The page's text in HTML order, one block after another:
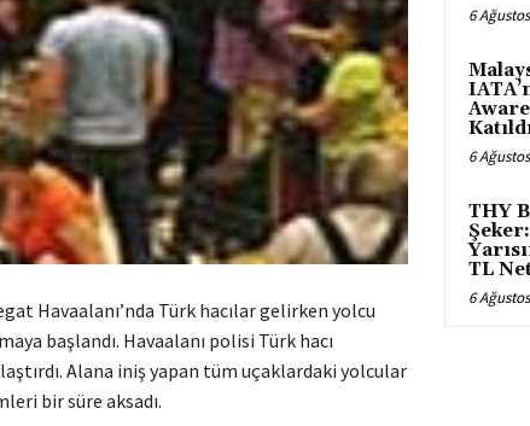
Havaalanı’nda Türk hacılar gelirken yolcu
başlandı. Havaalanı polisi Türk hacı
Alana iniş yapan tüm uçaklardaki yolcular
bir süre aksadı.
6
6
THY
TL
6